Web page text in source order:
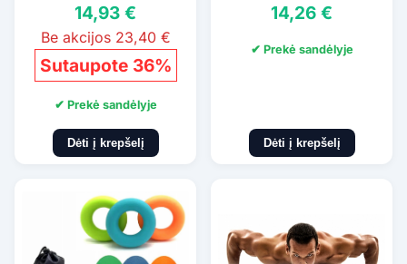
14,93 €
Be akcijos 23,40 €
Sutaupote 36%
✔ Prekė sandėlyje
Dėti į krepšelį
14,26 €
✔ Prekė sandėlyje
Dėti į krepšelį